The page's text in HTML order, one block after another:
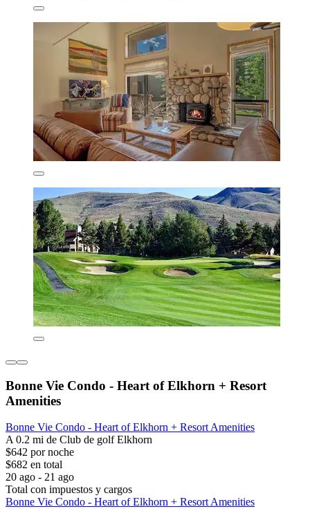
Bonne Vie Condo - Heart of Elkhorn + Resort
Amenities
Bonne Vie Condo - Heart of Elkhorn + Resort Amenities
A 0.2 mi de Club de golf Elkhorn
$642 por noche
$682 en total
20 ago - 21 ago
Total con impuestos y cargos
Bonne Vie Condo - Heart of Elkhorn + Resort Amenities